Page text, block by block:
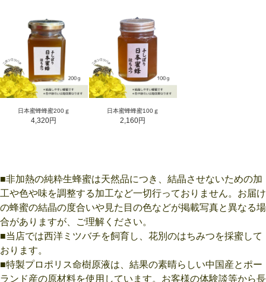
日本蜜蜂蜂蜜200ｇ
4,320円
日本蜜蜂蜂蜜100ｇ
2,160円
■非加熱の純粋生蜂蜜は天然品につき、結晶させないための加
工や色や味を調整する加工など一切行っておりません。お届け
の蜂蜜の結晶の度合いや見た目の色などが掲載写真と異なる場
合がありますが、ご理解ください。
■当店では西洋ミツバチを飼育し、花別のはちみつを採蜜して
おります。
■特製プロポリス命樹原液は、結果の素晴らしい中国産とポー
ランド産の原材料を使用しています。お客様の体験談等から長